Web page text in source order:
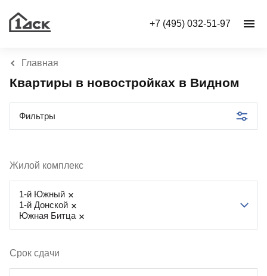
+7 (495) 032-51-97
Главная
Квартиры в новостройках в Видном
Фильтры
Жилой комплекс
1-й Южный
1-й Донской
Южная Битца
Срок сдачи